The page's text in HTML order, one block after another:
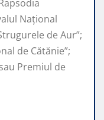
Național
de Aur”;
de Cătănie”;
Premiul de